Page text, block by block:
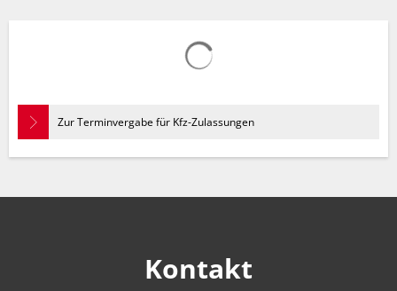
Zur Terminvergabe für Kfz-Zulassungen
Kontakt